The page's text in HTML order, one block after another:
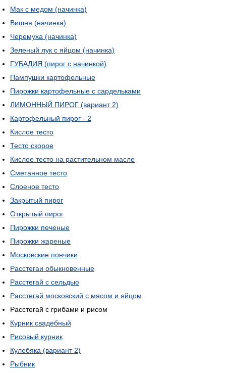
Мак с медом (начинка)
Вишня (начинка)
Черемуха (начинка)
Зеленый лук с яйцом (начинка)
ГУБАДИЯ (пирог с начинкой)
Пампушки картофельные
Пирожки картофельные с сардельками
ЛИМОННЫЙ ПИРОГ (вариант 2)
Картофельный пирог - 2
Кислое тесто
Тесто скорое
Кислое тесто на растительном масле
Сметанное тесто
Слоеное тесто
Закрытый пирог
Открытый пирог
Пирожки печеные
Пирожки жареные
Московские пончики
Расстегаи обыкновенные
Расстегай с сельдью
Расстегай московский с мясом и яйцом
Расстегай с грибами и рисом
Курник свадебный
Рисовый курник
Кулебяка (вариант 2)
Рыбник